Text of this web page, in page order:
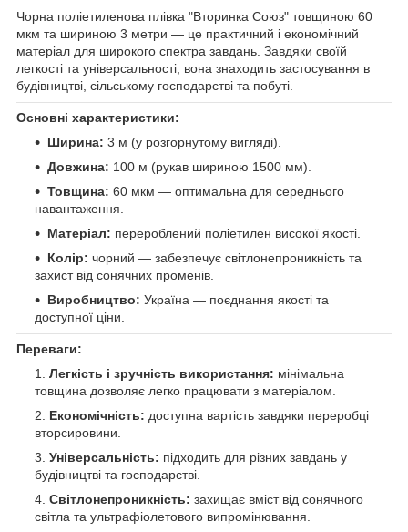
Чорна поліетиленова плівка "Вторинка Союз" товщиною 60
мкм та шириною 3 метри — це практичний і економічний
матеріал для широкого спектра завдань. Завдяки своїй
легкості та універсальності, вона знаходить застосування в
будівництві, сільському господарстві та побуті.
Основні характеристики:
Ширина: 3 м (у розгорнутому вигляді).
Довжина: 100 м (рукав шириною 1500 мм).
Товщина: 60 мкм — оптимальна для середнього
навантаження.
Матеріал: перероблений поліетилен високої якості.
Колір: чорний — забезпечує світлонепроникність та
захист від сонячних променів.
Виробництво: Україна — поєднання якості та
доступної ціни.
Переваги:
Легкість і зручність використання: мінімальна
товщина дозволяє легко працювати з матеріалом.
Економічність: доступна вартість завдяки переробці
вторсировини.
Універсальність: підходить для різних завдань у
будівництві та господарстві.
Світлонепроникність: захищає вміст від сонячного
світла та ультрафіолетового випромінювання.